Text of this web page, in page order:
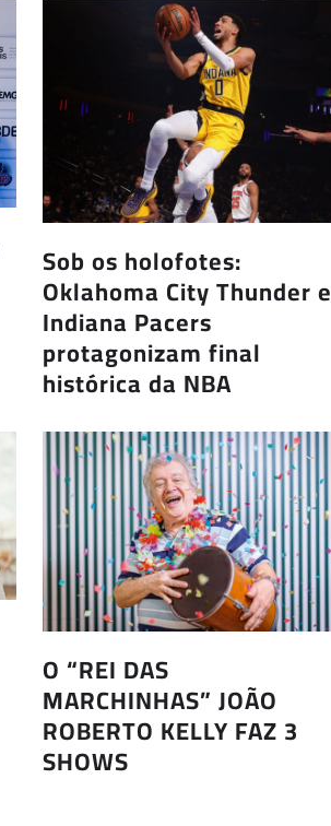
Sob os holofotes:
Oklahoma City Thunder e
Indiana Pacers
protagonizam final
histórica da NBA
O “REI DAS
MARCHINHAS” JOÃO
ROBERTO KELLY FAZ 3
SHOWS